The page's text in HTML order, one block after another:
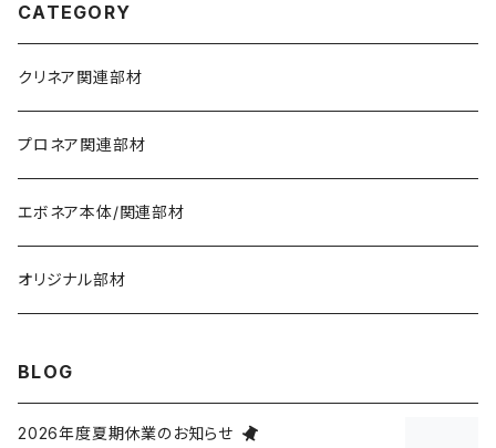
CATEGORY
クリネア関連部材
プロネア関連部材
エボネア本体/関連部材
オリジナル部材
BLOG
2026年度夏期休業のお知らせ